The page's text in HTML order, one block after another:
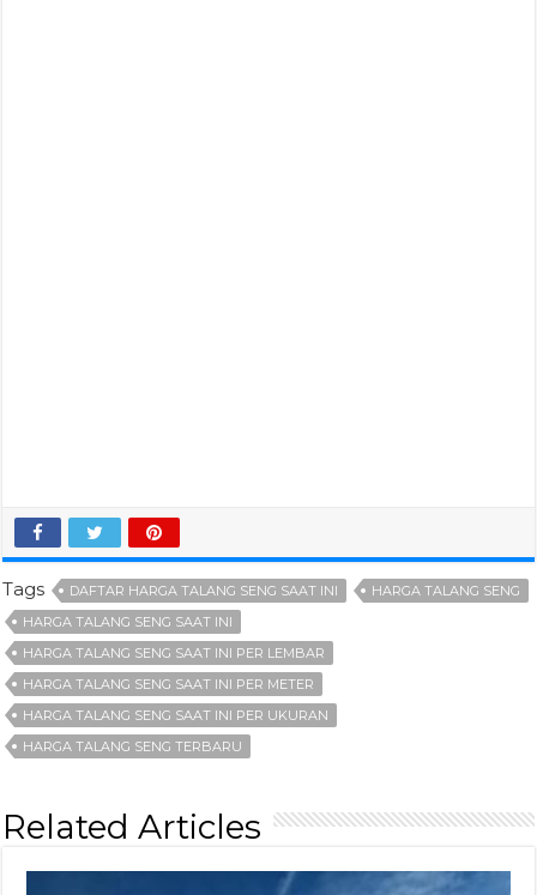
Tags DAFTAR HARGA TALANG SENG SAAT INI
HARGA TALANG SENG
HARGA TALANG SENG SAAT INI
HARGA TALANG SENG SAAT INI PER LEMBAR
HARGA TALANG SENG SAAT INI PER METER
HARGA TALANG SENG SAAT INI PER UKURAN
HARGA TALANG SENG TERBARU
Related Articles